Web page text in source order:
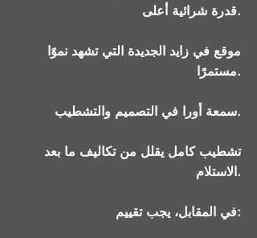
قدرة شرائية أعلى.
موقع في زايد الجديدة التي تشهد نموًا
مستمرًا.
سمعة أورا في التصميم والتشطيب.
تشطيب كامل يقلل من تكاليف ما بعد
الاستلام.
في المقابل، يجب تقييم: